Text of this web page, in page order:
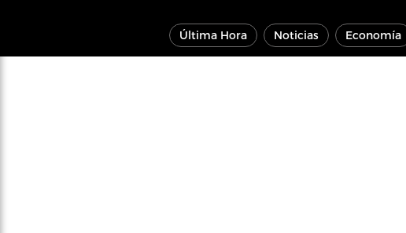
Última Hora Noticias Economía